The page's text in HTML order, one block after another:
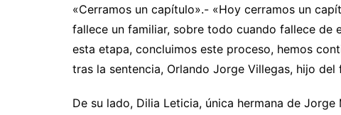
«Cerramos un capítulo».- «Hoy cerramos un
fallece un familiar, sobre todo cuando fallece de
esta etapa, concluimos este proceso, hemos
tras la sentencia, Orlando Jorge Villegas, hijo del
De su lado, Dilia Leticia, única hermana de